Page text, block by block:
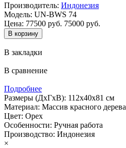
Производитель: Индонезия
Модель: UN-BWS 74
Цена: 77500 руб. 75000 руб.
В закладки
В сравнение
Подробнее
Размеры (ДхГхВ): 112х40х81 см
Материал: Массив красного дерева
Цвет: Орех
Особенности: Ручная работа
Производство: Индонезия
×